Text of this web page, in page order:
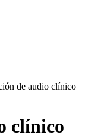
de audio clínico
clínico